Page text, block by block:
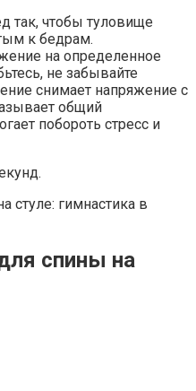
так, чтобы туловище
к бедрам.
на определенное
не забывайте
снимает напряжение с
общий
побороть стресс и
спины на